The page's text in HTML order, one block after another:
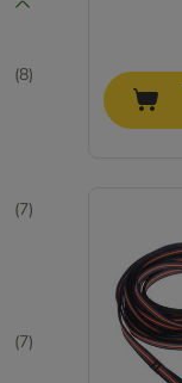
(8)
(7)
(7)